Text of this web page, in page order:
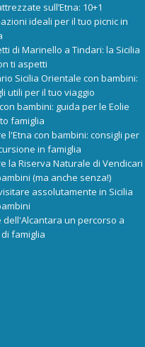
sull’Etna: 10+1
ideali per il tuo picnic in
di Marinello a Tindari: la Sicilia
ti aspetti
Sicilia Orientale con bambini:
utili per il tuo viaggio
bambini: guida per le Eolie
famiglia
l'Etna con bambini: consigli per
in famiglia
la Riserva Naturale di Vendicari
(ma anche senza!)
assolutamente in Sicilia
dell'Alcantara un percorso a
famiglia